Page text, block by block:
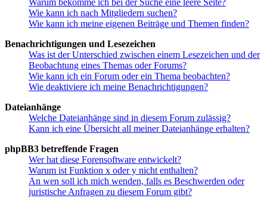
Warum bekomme ich bei der Suche eine leere Seite?
Wie kann ich nach Mitgliedern suchen?
Wie kann ich meine eigenen Beiträge und Themen finden?
Benachrichtigungen und Lesezeichen
Was ist der Unterschied zwischen einem Lesezeichen und der
Beobachtung eines Themas oder Forums?
Wie kann ich ein Forum oder ein Thema beobachten?
Wie deaktiviere ich meine Benachrichtigungen?
Dateianhänge
Welche Dateianhänge sind in diesem Forum zulässig?
Kann ich eine Übersicht all meiner Dateianhänge erhalten?
phpBB3 betreffende Fragen
Wer hat diese Forensoftware entwickelt?
Warum ist Funktion x oder y nicht enthalten?
An wen soll ich mich wenden, falls es Beschwerden oder
juristische Anfragen zu diesem Forum gibt?